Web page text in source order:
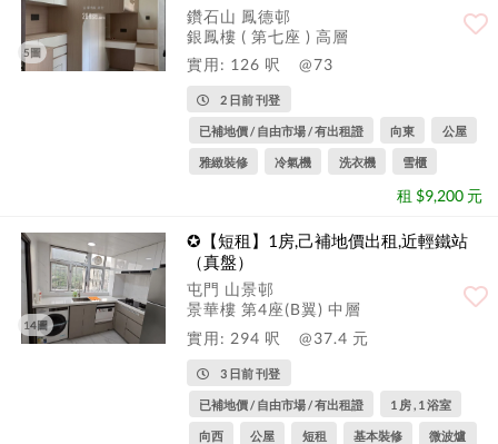
5圖
鑽石山 鳳德邨
銀鳳樓 ( 第七座 ) 高層
實用: 126 呎
@73
2 日前 刊登
已補地價 / 自由市場 / 有出租證 向東 公屋
雅緻裝修 冷氣機 洗衣機 雪櫃
租 $9,200 元
14圖
✪【短租】1房,己補地價出租,近輕鐵站
（真盤）
屯門 山景邨
景華樓 第4座(B翼) 中層
實用: 294 呎
@37.4 元
3 日前 刊登
已補地價 / 自由市場 / 有出租證 1 房 , 1 浴室
向西 公屋 短租 基本裝修 微波爐